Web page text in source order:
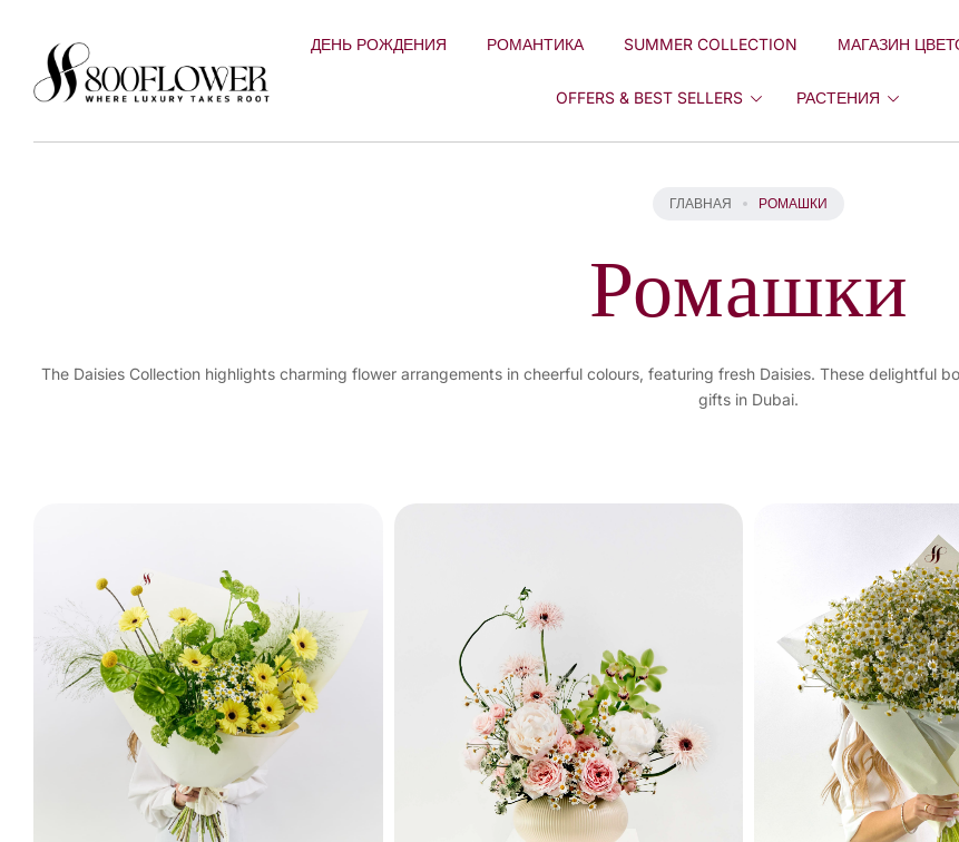
ДЕНЬ РОЖДЕНИЯ РОМАНТИКА SUMMER COLLECTION МАГАЗИН
OFFERS & BEST SELLERS РАСТЕНИЯ
ГЛАВНАЯ РОМАШКИ
Ромашки
The Daisies Collection highlights charming flower arrangements in cheerful colours, featuring fresh Daisies. These delightful
gifts in Dubai.
результатов